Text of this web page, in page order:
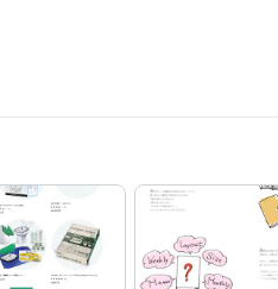
HP構築(WordPress)